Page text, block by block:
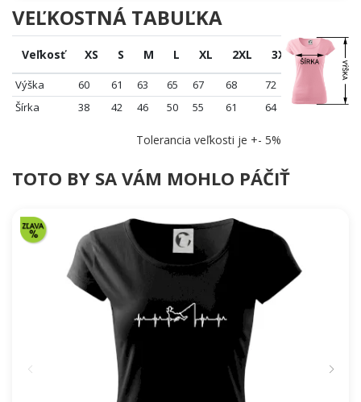
VEĽKOSTNÁ TABUĽKA
Veľkosť XS S M L XL 2XL 3XL
Výška 60 61 63 65 67 68
72
Šírka
38 42 46 50 55 61 64
Tolerancia veľkosti je +- 5%
TOTO BY SA VÁM MOHLO PÁČIŤ